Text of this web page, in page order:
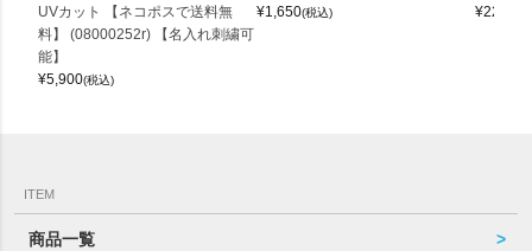
UVカット 【ネコポスで送料無
料】 (08000252r) 【名入れ刺繍可
能】
¥5,900(税込)
¥1,650(税込)
¥22,000
ITEM
商品一覧